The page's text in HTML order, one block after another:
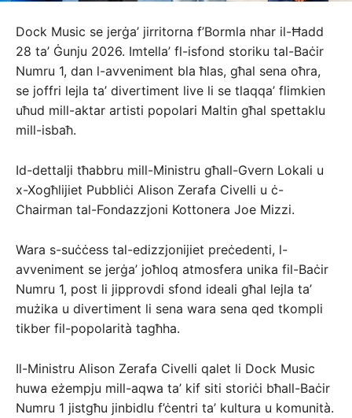
Dock Music se jerġa’ jirritorna f’Bormla nhar il-Ħadd
28 ta’ Ġunju 2026. Imtella’ fl-isfond storiku tal-Baċir
Numru 1, dan l-avveniment bla ħlas, għal sena oħra,
se joffri lejla ta’ divertiment live li se tlaqqa’ flimkien
uħud mill-aktar artisti popolari Maltin għal spettaklu
mill-isbaħ.
Id-dettalji tħabbru mill-Ministru għall-Gvern Lokali u
x-Xogħlijiet Pubbliċi Alison Zerafa Civelli u ċ-
Chairman tal-Fondazzjoni Kottonera Joe Mizzi.
Wara s-suċċess tal-edizzjonijiet preċedenti, l-
avveniment se jerġa’ joħloq atmosfera unika fil-Baċir
Numru 1, post li jipprovdi sfond ideali għal lejla ta’
mużika u divertiment li sena wara sena qed tkompli
tikber fil-popolarità tagħha.
Il-Ministru Alison Zerafa Civelli qalet li Dock Music
huwa eżempju mill-aqwa ta’ kif siti storiċi bħall-Baċir
Numru 1 jistgħu jinbidlu f’ċentri ta’ kultura u komunità.